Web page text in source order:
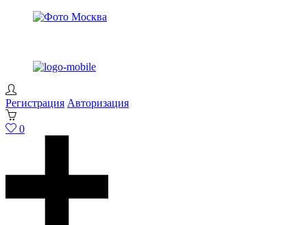
Регистрация Авторизация
0